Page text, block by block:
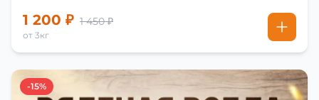
1 200 ₽ 1 450 ₽
от 3кг
-15%